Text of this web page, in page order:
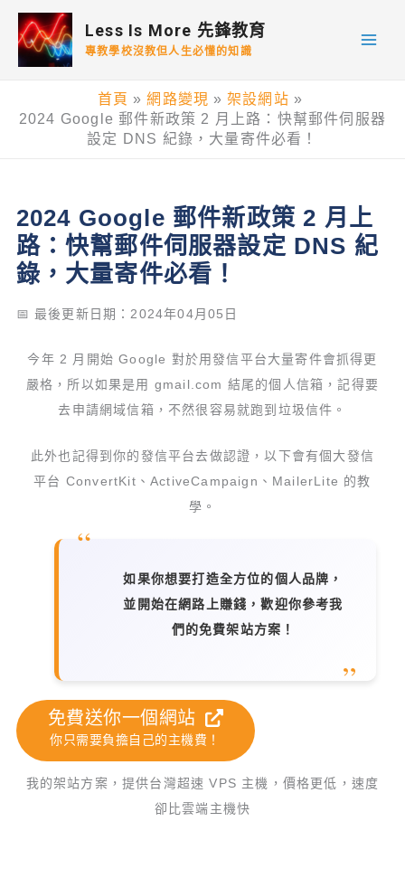
Less Is More 先鋒教育
專教學校沒教但人生必懂的知識
首頁 網路變現
架設網站
2024 Google 郵件新政策 2 月上路：快幫郵件伺服器
設定 DNS 紀錄，大量寄件必看！
2024 Google 郵件新政策 2 月上
路：快幫郵件伺服器設定 DNS 紀
錄，大量寄件必看！
📅 最後更新日期：2024年04月05日
今年 2 月開始 Google 對於用發信平台大量寄件會抓得更
嚴格，所以如果是用 gmail.com 結尾的個人信箱，記得要
去申請網域信箱，不然很容易就跑到垃圾信件。
此外也記得到你的發信平台去做認證，以下會有個大發信
平台 ConvertKit、ActiveCampaign、MailerLite 的教
學。
如果你想要打造全方位的個人品牌，
並開始在網路上賺錢，歡迎你參考我
們的免費架站方案！
免費送你一個網站
你只需要負擔自己的主機費！
我的架站方案，提供台灣超速 VPS 主機，價格更低，速度
卻比雲端主機快